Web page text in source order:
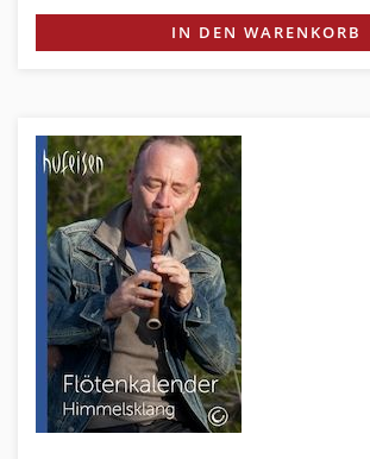
IN DEN WARENKORB